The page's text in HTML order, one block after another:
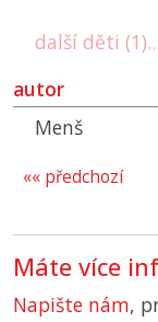
další děti (1)...
autor
Menš
«« předchozí
Máte více
Napište nám,